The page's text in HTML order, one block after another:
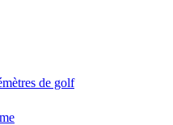
de golf